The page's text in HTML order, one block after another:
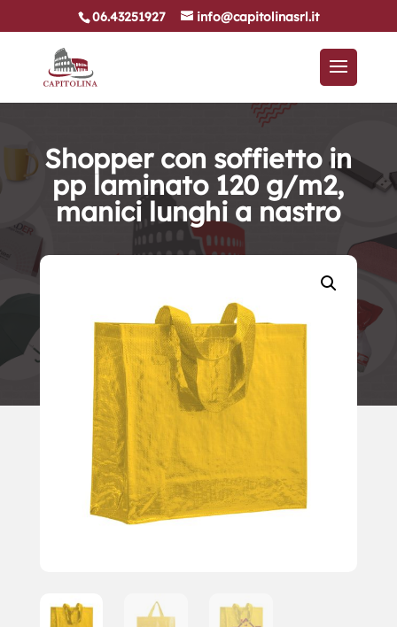
06.43251927 info@capitolinasrl.it
Shopper con soffietto in
pp laminato 120 g/m2,
manici lunghi a nastro